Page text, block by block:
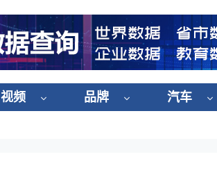
视频 品牌 汽车